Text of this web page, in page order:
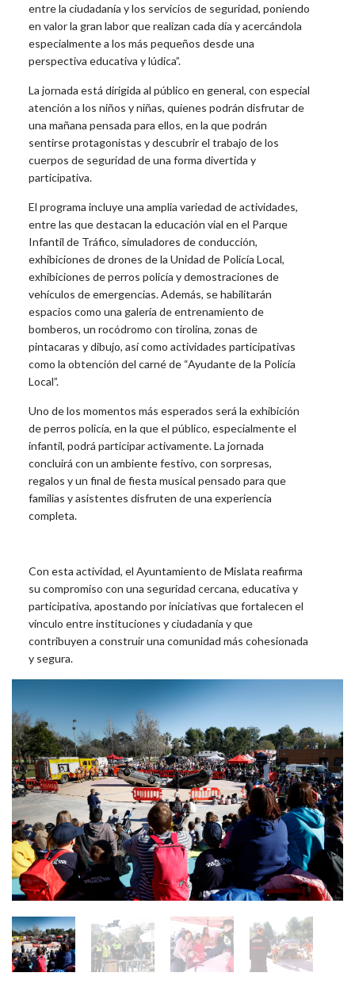
entre la ciudadanía y los servicios de seguridad, poniendo
en valor la gran labor que realizan cada día y acercándola
especialmente a los más pequeños desde una
perspectiva educativa y lúdica”.
La jornada está dirigida al público en general, con especial
atención a los niños y niñas, quienes podrán disfrutar de
una mañana pensada para ellos, en la que podrán
sentirse protagonistas y descubrir el trabajo de los
cuerpos de seguridad de una forma divertida y
participativa.
El programa incluye una amplia variedad de actividades,
entre las que destacan la educación vial en el Parque
Infantil de Tráfico, simuladores de conducción,
exhibiciones de drones de la Unidad de Policía Local,
exhibiciones de perros policía y demostraciones de
vehículos de emergencias. Además, se habilitarán
espacios como una galería de entrenamiento de
bomberos, un rocódromo con tirolina, zonas de
pintacaras y dibujo, así como actividades participativas
como la obtención del carné de “Ayudante de la Policía
Local”.
Uno de los momentos más esperados será la exhibición
de perros policía, en la que el público, especialmente el
infantil, podrá participar activamente. La jornada
concluirá con un ambiente festivo, con sorpresas,
regalos y un final de fiesta musical pensado para que
familias y asistentes disfruten de una experiencia
completa.
Con esta actividad, el Ayuntamiento de Mislata reafirma
su compromiso con una seguridad cercana, educativa y
participativa, apostando por iniciativas que fortalecen el
vínculo entre instituciones y ciudadanía y que
contribuyen a construir una comunidad más cohesionada
y segura.